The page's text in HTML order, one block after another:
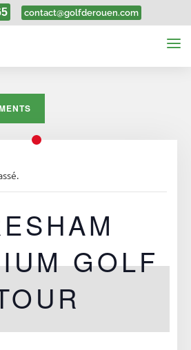
contact@golfderouen.com
GOLF